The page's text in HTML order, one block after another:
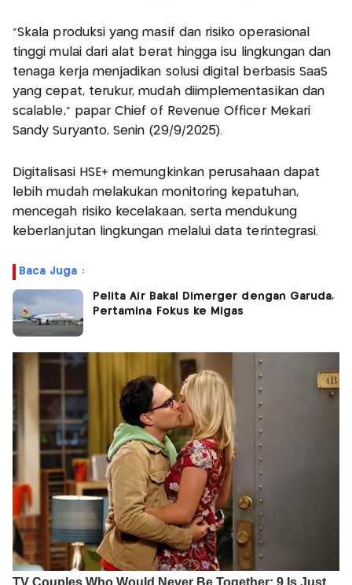
“Skala produksi yang masif dan risiko operasional
tinggi mulai dari alat berat hingga isu lingkungan dan
tenaga kerja menjadikan solusi digital berbasis SaaS
yang cepat, terukur, mudah diimplementasikan dan
scalable,” papar Chief of Revenue Officer Mekari
Sandy Suryanto, Senin (29/9/2025).
Digitalisasi HSE+ memungkinkan perusahaan dapat
lebih mudah melakukan monitoring kepatuhan,
mencegah risiko kecelakaan, serta mendukung
keberlanjutan lingkungan melalui data terintegrasi.
Baca Juga :
Pelita Air Bakal Dimerger dengan Garuda,
Pertamina Fokus ke Migas